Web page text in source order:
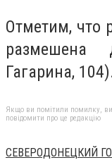
Отметим, что
размешена
Гагарина,
Якщо ви помітили помилку,
повідомити про це редакцію
СЕВЕРОДОНЕЦКИЙ